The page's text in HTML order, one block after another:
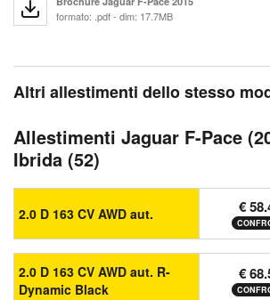
formato: .pdf - dim: 17.7MB
Altri allestimenti dello stesso
Allestimenti Jaguar F-Pace
Ibrida (52)
2.0 D 163 CV AWD aut. €
2.0 D 163 CV AWD aut. R-
Dynamic Black
€